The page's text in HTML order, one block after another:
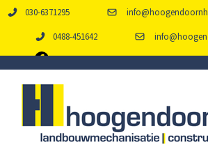
030-6371295
0488-451642